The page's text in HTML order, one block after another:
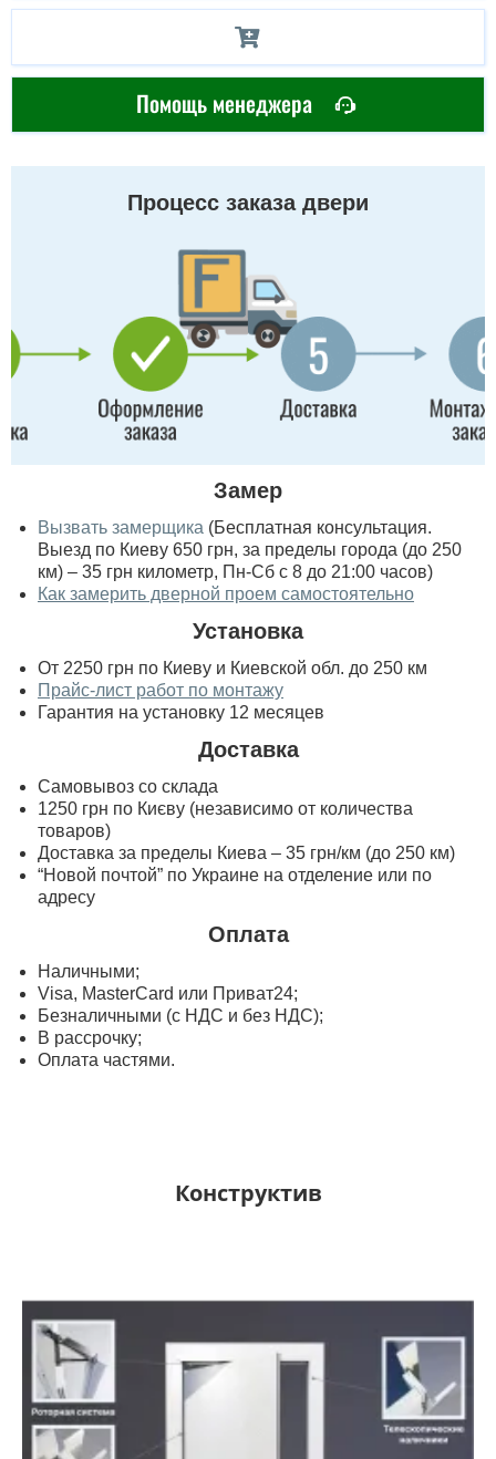
Помощь менеджера
Процесс заказа двери
Замер
Вызвать замерщика (Бесплатная консультация.
Выезд по Киеву 650 грн, за пределы города (до 250
км) – 35 грн километр, Пн-Сб с 8 до 21:00 часов)
Как замерить дверной проем самостоятельно
Установка
От 2250 грн по Киеву и Киевской обл. до 250 км
Прайс-лист работ по монтажу
Гарантия на установку 12 месяцев
Доставка
Самовывоз со склада
1250 грн по Києву (независимо от количества
товаров)
Доставка за пределы Киева – 35 грн/км (до 250 км)
“Новой почтой” по Украине на отделение или по
адресу
Оплата
Наличными;
Visa, MasterСard или Приват24;
Безналичными (с НДС и без НДС);
В рассрочку;
Оплата частями.
Конструктив